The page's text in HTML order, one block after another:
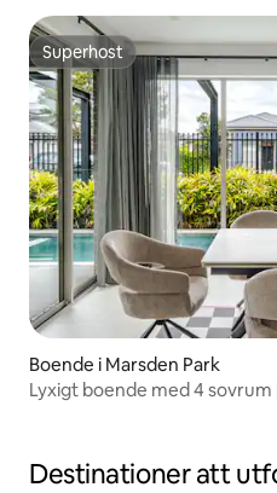
Superhost
Superhost
Boende i Marsden Park
Lyxigt boende med 4 sovrum
Destinationer att